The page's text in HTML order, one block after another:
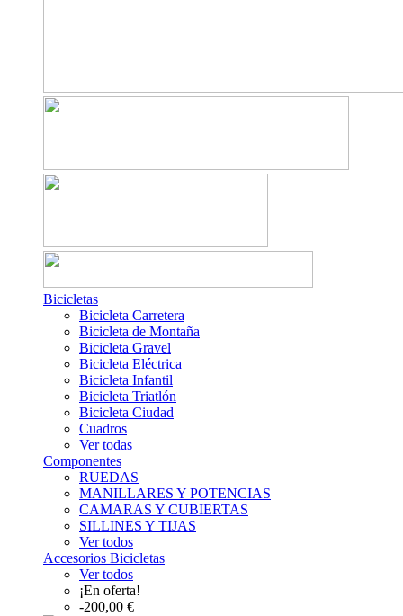
Bicicletas
Bicicleta Carretera
Bicicleta de Montaña
Bicicleta Gravel
Bicicleta Eléctrica
Bicicleta Infantil
Bicicleta Triatlón
Bicicleta Ciudad
Cuadros
Ver todas
Componentes
RUEDAS
MANILLARES Y POTENCIAS
CAMARAS Y CUBIERTAS
SILLINES Y TIJAS
Ver todos
Accesorios Bicicletas
Ver todos
¡En oferta!
-200,00 €